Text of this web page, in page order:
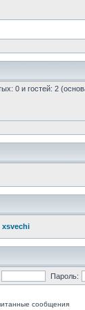
0 и гостей: 2
xsvechi
Пароль:
сообщения